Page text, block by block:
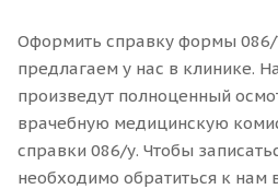
Оформить справку формы
предлагаем у нас в клинике.
произведут полноценный
врачебную медицинскую
справки 086/у. Чтобы
необходимо обратиться к нам